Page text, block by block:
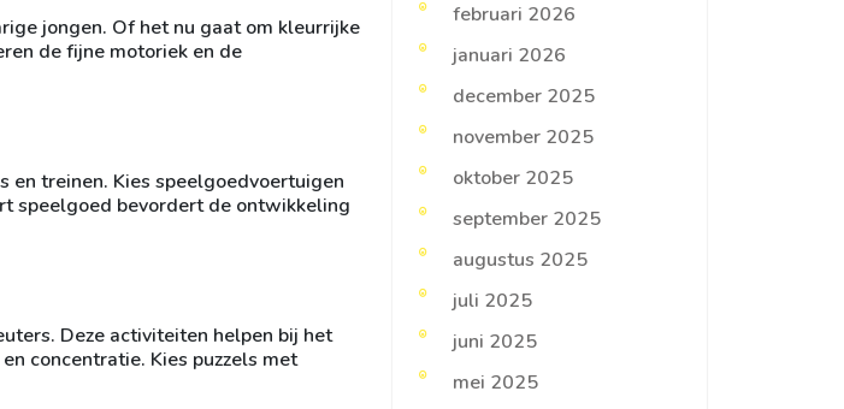
jongen. Of het nu gaat om kleurrijke
de fijne motoriek en de
en treinen. Kies speelgoedvoertuigen
speelgoed bevordert de ontwikkeling
Deze activiteiten helpen bij het
concentratie. Kies puzzels met
februari 2026
januari 2026
december 2025
november 2025
oktober 2025
september 2025
augustus 2025
juli 2025
juni 2025
mei 2025